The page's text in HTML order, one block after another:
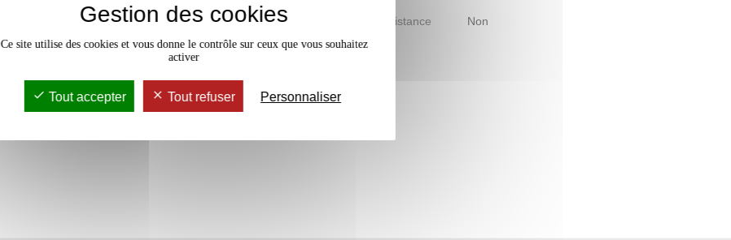
Accessible à distance Non
Gestion des cookies
Ce site utilise des cookies et vous donne le contrôle sur ceux que vous souhaitez
activer
Tout accepter Tout refuser Personnaliser